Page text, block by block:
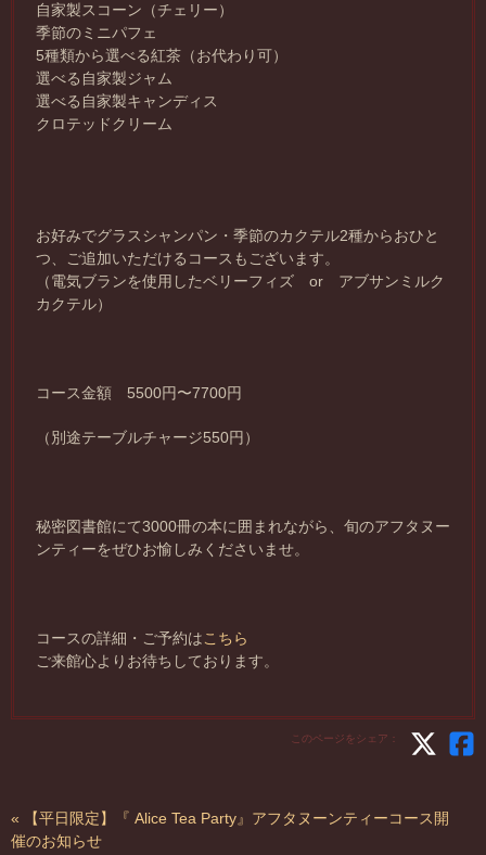
自家製スコーン（チェリー）
季節のミニパフェ
5種類から選べる紅茶（お代わり可）
選べる自家製ジャム
選べる自家製キャンディス
クロテッドクリーム
お好みでグラスシャンパン・季節のカクテル2種からおひと
つ、ご追加いただけるコースもございます。
（電気ブランを使用したベリーフィズ or アブサンミルク
カクテル）
コース金額 5500円〜7700円
（別途テーブルチャージ550円）
秘密図書館にて3000冊の本に囲まれながら、旬のアフタヌー
ンティーをぜひお愉しみくださいませ。
コースの詳細・ご予約はこちら
ご来館心よりお待ちしております。
このページをシェア：
« 【平日限定】『 Alice Tea Party』アフタヌーンティーコース開
催のお知らせ